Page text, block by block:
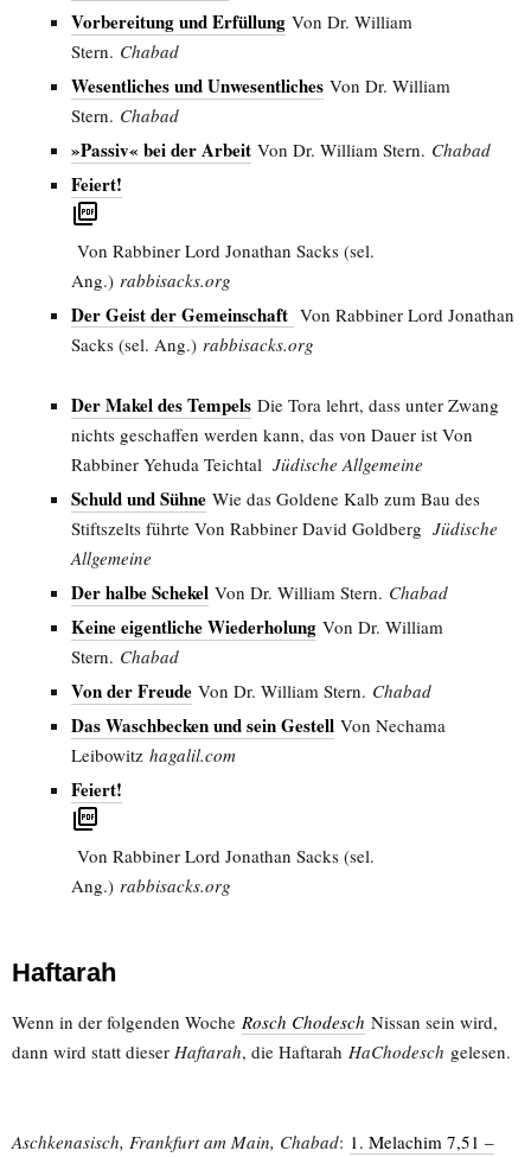
Vorbereitung und Erfüllung Von Dr. William
Stern. Chabad
Wesentliches und Unwesentliches Von Dr. William
Stern. Chabad
»Passiv« bei der Arbeit Von Dr. William Stern. Chabad
Feiert!
Von Rabbiner Lord Jonathan Sacks (sel.
Ang.) rabbisacks.org
Der Geist der Gemeinschaft Von Rabbiner Lord Jonathan
Sacks (sel. Ang.) rabbisacks.org
Der Makel des Tempels Die Tora lehrt, dass unter Zwang
nichts geschaffen werden kann, das von Dauer ist Von
Rabbiner Yehuda Teichtal Jüdische Allgemeine
Schuld und Sühne Wie das Goldene Kalb zum Bau des
Stiftszelts führte Von Rabbiner David Goldberg Jüdische
Allgemeine
Der halbe Schekel Von Dr. William Stern. Chabad
Keine eigentliche Wiederholung Von Dr. William
Stern. Chabad
Von der Freude Von Dr. William Stern. Chabad
Das Waschbecken und sein Gestell Von Nechama
Leibowitz hagalil.com
Feiert!
Von Rabbiner Lord Jonathan Sacks (sel.
Ang.) rabbisacks.org
Haftarah
Wenn in der folgenden Woche Rosch Chodesch Nissan sein wird,
dann wird statt dieser Haftarah, die Haftarah HaChodesch gelesen.
Aschkenasisch, Frankfurt am Main, Chabad: 1. Melachim 7,51 –